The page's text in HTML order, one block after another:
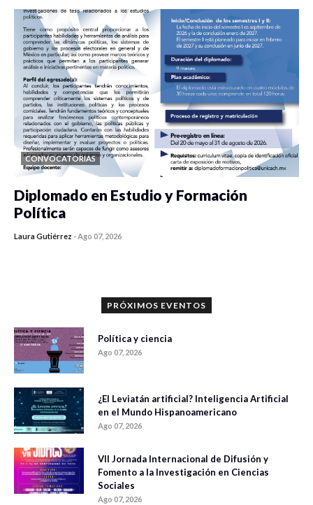
CONVOCATORIAS
Diplomado en Estudio y Formación
Política
Laura Gutiérrez -Ago 07, 2026
PRÓXIMOS EVENTOS
Política y ciencia
Ago 07, 2026
¿El Leviatán artificial? Inteligencia Artificial
en el Mundo Hispanoamericano
Ago 07, 2026
VII Jornada Internacional de Difusión y
Fomento a la Investigación en Ciencias
Sociales
Ago 07, 2026